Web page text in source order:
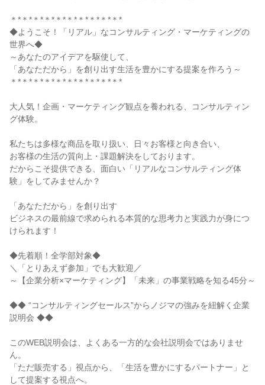
＊*＊*＊*＊*＊*＊*＊*＊*＊*＊*
◆ようこそ！「リアル」なコンサルティング・マーケティングの
世界へ◆
～あなたのアイデアを駆使して、
「あなただから」を創り出す生活を豊かにする提案を作ろう～
＊*＊*＊*＊*＊*＊*＊*＊*＊*＊*
大人気！企画・マーケティング観点を養われる、コンサルティン
グ体験。
私たちは多様な商品を取り扱い、日々お客様と向き合い、
お客様の生活の質向上・課題解決をしております。
だからこそ提供できる、面白い「リアルなコンサルティング体
験」をしてみませんか？
「あなただから」を創り出す
ビジネスの最前線で求められる本質的な思考力と実践力が身につ
けられます！
◆先着順！全学部対象◆
＼「とりあえず参加」でも大歓迎／
～【企業分析×マーケティング】「未来」の事業戦略を知る45分～
◆◆ “コンサルティングセールス”からノジマの強みを紐解く企業
説明会 ◆◆
このWEB説明会は、よくある一方的な会社説明会ではありませ
ん。
「ただ販売する」視点から、「生活を豊かにするパートナー」と
して提案する視点へ。